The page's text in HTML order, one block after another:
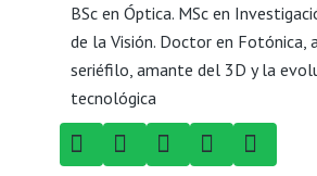
BSc en Óptica. MSc en
de la Visión. Doctor en Fotónica,
seriéfilo, amante del 3D y la
tecnológica